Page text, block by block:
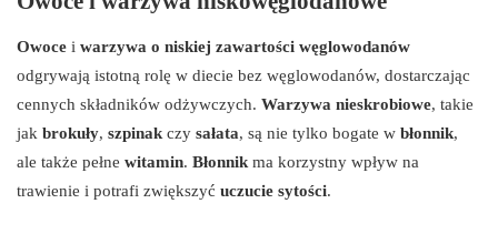
Owoce i warzywa o niskiej zawartości węglowodanów
odgrywają istotną rolę w diecie bez węglowodanów, dostarczając
cennych składników odżywczych. Warzywa nieskrobiowe, takie
jak brokuły, szpinak czy sałata, są nie tylko bogate w błonnik,
ale także pełne witamin. Błonnik ma korzystny wpływ na
trawienie i potrafi zwiększyć uczucie sytości.